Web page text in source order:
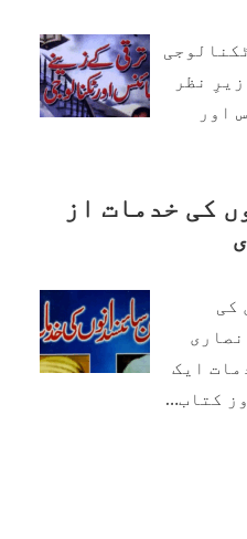
نظر
اور
کی خدمات از
کی
ایک
کتاب…